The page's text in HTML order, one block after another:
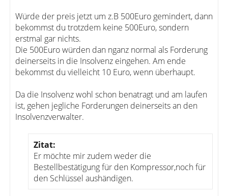
Würde der preis jetzt um z.B 500Euro gemindert, dann
bekommst du trotzdem keine 500Euro, sondern
erstmal gar nichts.
Die 500Euro würden dan nganz normal als Forderung
deinerseits in die Insolvenz eingehen. Am ende
bekommst du vielleicht 10 Euro, wenn überhaupt.
Da die Insolvenz wohl schon benatragt und am laufen
ist, gehen jegliche Forderungen deinerseits an den
Insolvenzverwalter.
Zitat:
Er möchte mir zudem weder die
Bestellbestätigung für den Kompressor,noch für
den Schlüssel aushändigen.